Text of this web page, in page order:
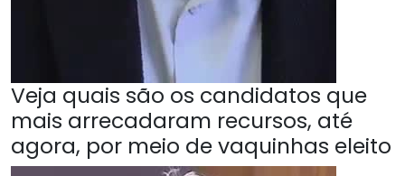
Veja quais são os candidatos que
mais arrecadaram recursos, até
agora, por meio de vaquinhas eleito